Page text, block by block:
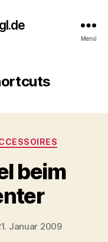
Menü
beim
Januar 2009